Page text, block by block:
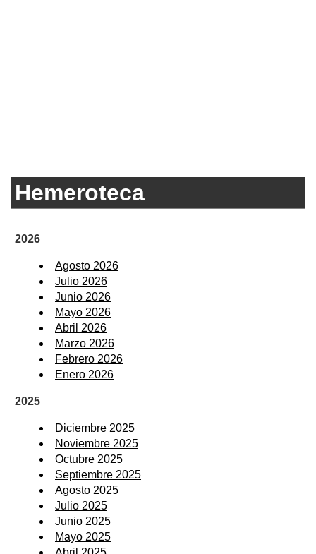
Hemeroteca
2026
Agosto 2026
Julio 2026
Junio 2026
Mayo 2026
Abril 2026
Marzo 2026
Febrero 2026
Enero 2026
2025
Diciembre 2025
Noviembre 2025
Octubre 2025
Septiembre 2025
Agosto 2025
Julio 2025
Junio 2025
Mayo 2025